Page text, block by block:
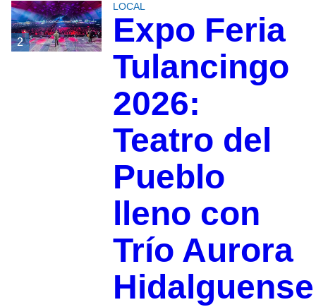
2
LOCAL
Expo Feria
Tulancingo
2026:
Teatro del
Pueblo
lleno con
Trío Aurora
Hidalguense